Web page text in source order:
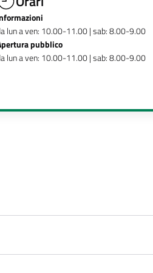
lun a ven: 10.00-11.00 | sab: 8.00-9.00
pubblico
lun a ven: 10.00-11.00 | sab: 8.00-9.00